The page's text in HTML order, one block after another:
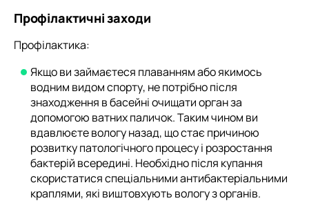
Профілактичні заходи
Профілактика:
Якщо ви займаєтеся плаванням або якимось
водним видом спорту, не потрібно після
знаходження в басейні очищати орган за
допомогою ватних паличок. Таким чином ви
вдавлюєте вологу назад, що стає причиною
розвитку патологічного процесу і розростання
бактерій всередині. Необхідно після купання
скористатися спеціальними антибактеріальними
краплями, які виштовхують вологу з органів.